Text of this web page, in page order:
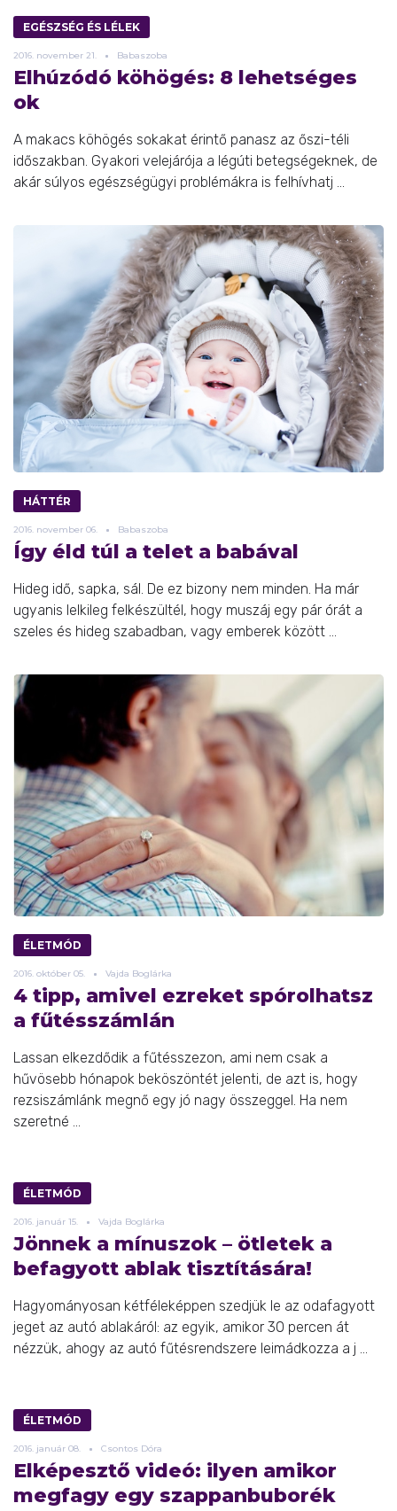
EGÉSZSÉG ÉS LÉLEK
2016. november 21. Babaszoba
Elhúzódó köhögés: 8 lehetséges
ok
A makacs köhögés sokakat érintő panasz az őszi-téli
időszakban. Gyakori velejárója a légúti betegségeknek, de
akár súlyos egészségügyi problémákra is felhívhatj ...
HÁTTÉR
2016. november 06. Babaszoba
Így éld túl a telet a babával
Hideg idő, sapka, sál. De ez bizony nem minden. Ha már
ugyanis lelkileg felkészültél, hogy muszáj egy pár órát a
szeles és hideg szabadban, vagy emberek között ...
ÉLETMÓD
2016. október 05. Vajda Boglárka
4 tipp, amivel ezreket spórolhatsz
a fűtésszámlán
Lassan elkezdődik a fűtésszezon, ami nem csak a
hűvösebb hónapok beköszöntét jelenti, de azt is, hogy
rezsiszámlánk megnő egy jó nagy összeggel. Ha nem
szeretné ...
ÉLETMÓD
2016. január 15. Vajda Boglárka
Jönnek a mínuszok – ötletek a
befagyott ablak tisztítására!
Hagyományosan kétféleképpen szedjük le az odafagyott
jeget az autó ablakáról: az egyik, amikor 30 percen át
nézzük, ahogy az autó fűtésrendszere leimádkozza a j ...
ÉLETMÓD
2016. január 08. Csontos Dóra
Elképesztő videó: ilyen amikor
megfagy egy szappanbuborék